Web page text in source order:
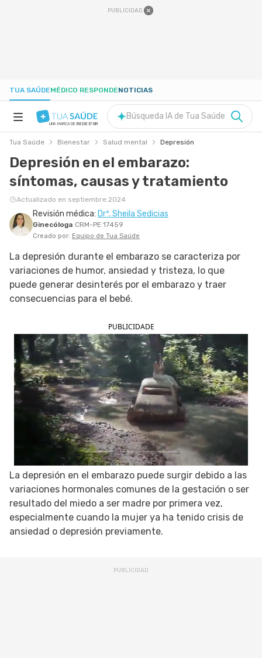
PUBLICIDAD
TUA SAÚDEMÉDICO RESPONDENOTICIAS
NUTRICIÓN
EMBARAZO
SIGUE TUA SAÚDE EN LAS REDES SOCIALES
UNA MARCA DE REDE D'OR
Búsqueda IA de Tua Saúde
Tua Saúde Bienestar Salud mental Depresión
Depresión en el embarazo:
síntomas, causas y tratamiento
Actualizado en septiembre 2024
Revisión médica: Drª. Sheila Sedicias
Ginecóloga CRM-PE 17459
Creado por: Equipo de Tua Saúde
La depresión durante el embarazo se caracteriza por
variaciones de humor, ansiedad y tristeza, lo que
puede generar desinterés por el embarazo y traer
consecuencias para el bebé.
PUBLICIDADE
La depresión en el embarazo puede surgir debido a las
variaciones hormonales comunes de la gestación o ser
resultado del miedo a ser madre por primera vez,
especialmente cuando la mujer ya ha tenido crisis de
ansiedad o depresión previamente.